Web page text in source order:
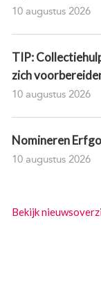
10 augustus 2026
TIP:
zich
10 augustus 2026
Nomineren
10 augustus 2026
Bekijk